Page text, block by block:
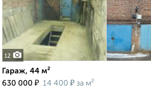
12
Гараж, 44 м²
630 000 ₽ 14 400 ₽ за м²